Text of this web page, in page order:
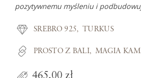
pozytywnemu myśleniu i
SREBRO 925 TURKUS
PROSTO Z BALI MAGIA
465,00 zł